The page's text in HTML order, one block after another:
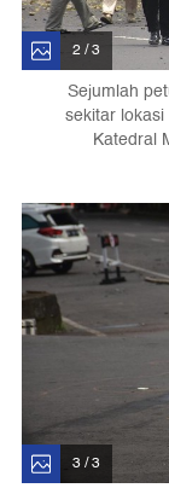
2 / 3
Sejumlah
sekitar
Katedral
3 / 3